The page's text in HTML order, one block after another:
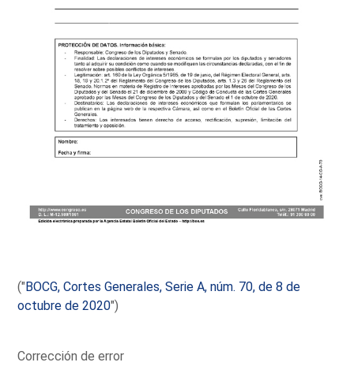
("BOCG, Cortes Generales, Serie A, núm. 70, de 8 de
octubre de 2020")
Corrección de error